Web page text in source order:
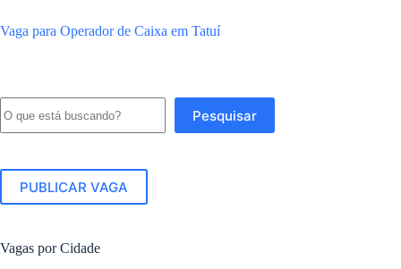
Vaga para Operador de Caixa em Tatuí
Pesquisar
PUBLICAR VAGA
Vagas por Cidade